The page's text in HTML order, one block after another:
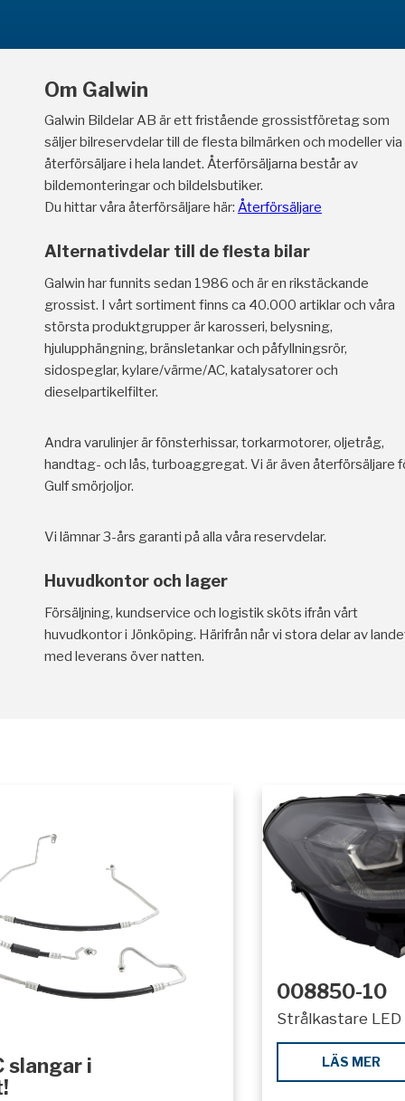
Om Galwin
Galwin Bildelar AB är ett fristående grossistföretag som
säljer bilreservdelar till de flesta bilmärken och modeller via
återförsäljare i hela landet. Återförsäljarna består av
bildemonteringar och bildelsbutiker.
Du hittar våra återförsäljare här: Återförsäljare
Alternativdelar till de flesta bilar
Galwin har funnits sedan 1986 och är en rikstäckande
grossist. I vårt sortiment finns ca 40.000 artiklar och våra
största produktgrupper är karosseri, belysning,
hjulupphängning, bränsletankar och påfyllningsrör,
sidospeglar, kylare/värme/AC, katalysatorer och
dieselpartikelfilter.
Andra varulinjer är fönsterhissar, torkarmotorer, oljetråg,
handtag- och lås, turboaggregat. Vi är även återförsäljare
Gulf smörjoljor.
Vi lämnar 3-års garanti på alla våra reservdelar.
Huvudkontor och lager
Försäljning, kundservice och logistik sköts ifrån vårt
huvudkontor i Jönköping. Härifrån når vi stora delar av
med leverans över natten.
slangar i
008850-10
Strålkastare LED
LÄS MER